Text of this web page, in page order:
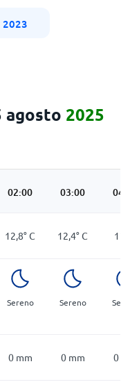
2023
agosto 2025
02:00 03:00
12,8°C 12,4°C
Sereno Sereno
0 mm 0 mm 0